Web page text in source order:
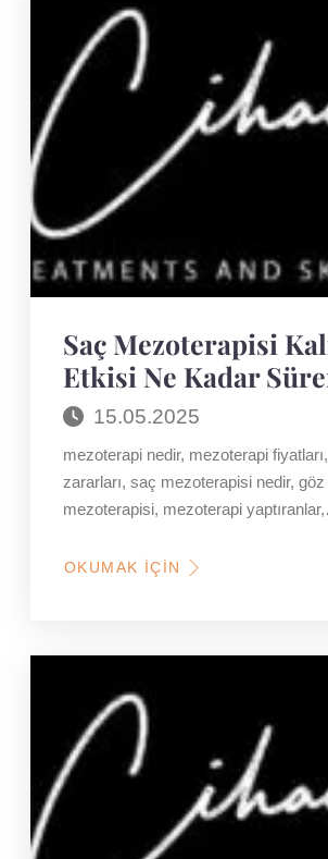
Saç Mezoterapisi
Etkisi Ne Kadar
15.05.2025
mezoterapi nedir, mezoterapi
zararları, saç mezoterapisi nedir, göz
mezoterapisi, mezoterapi
OKUMAK İÇIN
HAKKINDA
ETKISI
KADAR
SÜRER?